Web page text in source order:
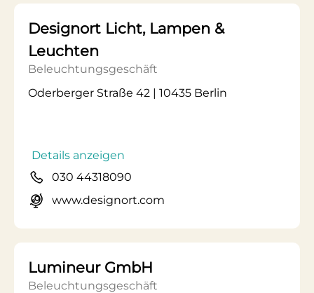
Designort Licht, Lampen &
Leuchten
Beleuchtungsgeschäft
Oderberger Straße 42 | 10435 Berlin
Details anzeigen
030 44318090
www.designort.com
Lumineur GmbH
Beleuchtungsgeschäft